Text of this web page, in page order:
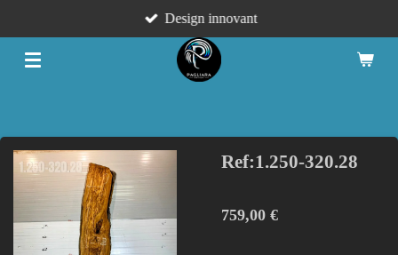
au
contenu
Design innovant
Ref:1.250-320.28
759,00 €